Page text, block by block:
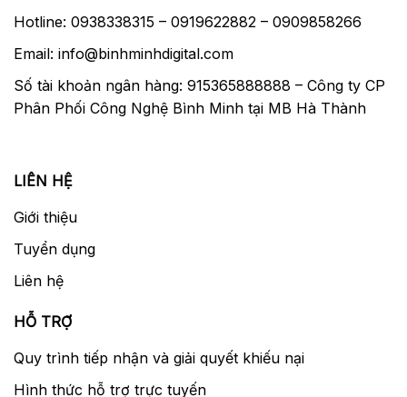
Hotline: 0938338315 – 0919622882 – 0909858266
Email: info@binhminhdigital.com
Số tài khoản ngân hàng: 915365888888 – Công ty CP
Phân Phối Công Nghệ Bình Minh tại MB Hà Thành
LIÊN HỆ
Giới thiệu
Tuyển dụng
Liên hệ
HỖ TRỢ
Quy trình tiếp nhận và giải quyết khiếu nại
Hình thức hỗ trợ trực tuyến